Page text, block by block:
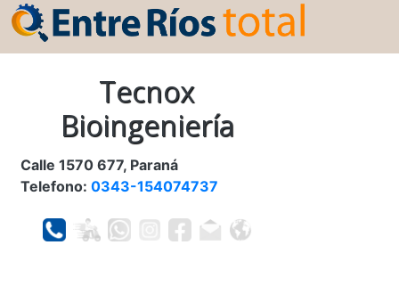
Tecnox
Bioingeniería
Calle 1570 677, Paraná
Telefono: 0343-154074737